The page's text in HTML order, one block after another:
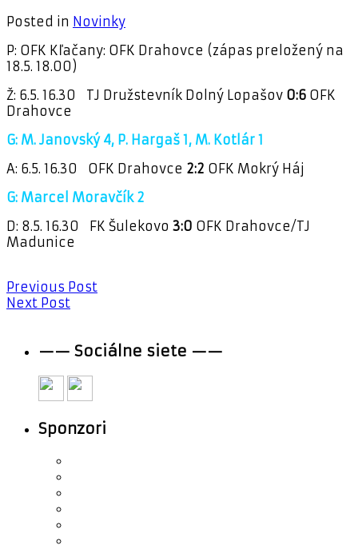
Posted in Novinky
P: OFK Kľačany: OFK Drahovce (zápas preložený na
18.5. 18.00)
Ž: 6.5. 16.30 TJ Družstevník Dolný Lopašov 0:6 OFK
Drahovce
G: M. Janovský 4, P. Hargaš 1, M. Kotlár 1
A: 6.5. 16.30 OFK Drahovce 2:2 OFK Mokrý Háj
G: Marcel Moravčík 2
D: 8.5. 16.30 FK Šulekovo 3:0 OFK Drahovce/TJ
Madunice
Previous Post
Next Post
—— Sociálne siete ——
Sponzori